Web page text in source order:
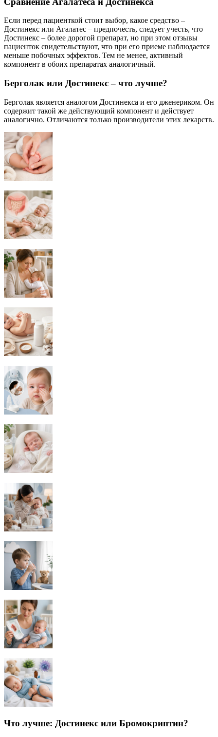
Если перед пациенткой стоит выбор, какое средство –
Достинекс или Агалатес – предпочесть, следует учесть, что
Достинекс – более дорогой препарат, но при этом отзывы
пациенток свидетельствуют, что при его приеме наблюдается
меньше побочных эффектов. Тем не менее, активный
компонент в обоих препаратах аналогичный.
Берголак или Достинекс – что лучше?
Берголак является аналогом Достинекса и его дженериком. Он
содержит такой же действующий компонент и действует
аналогично. Отличаются только производители этих лекарств.
Что лучше: Достинекс или Бромокриптин?